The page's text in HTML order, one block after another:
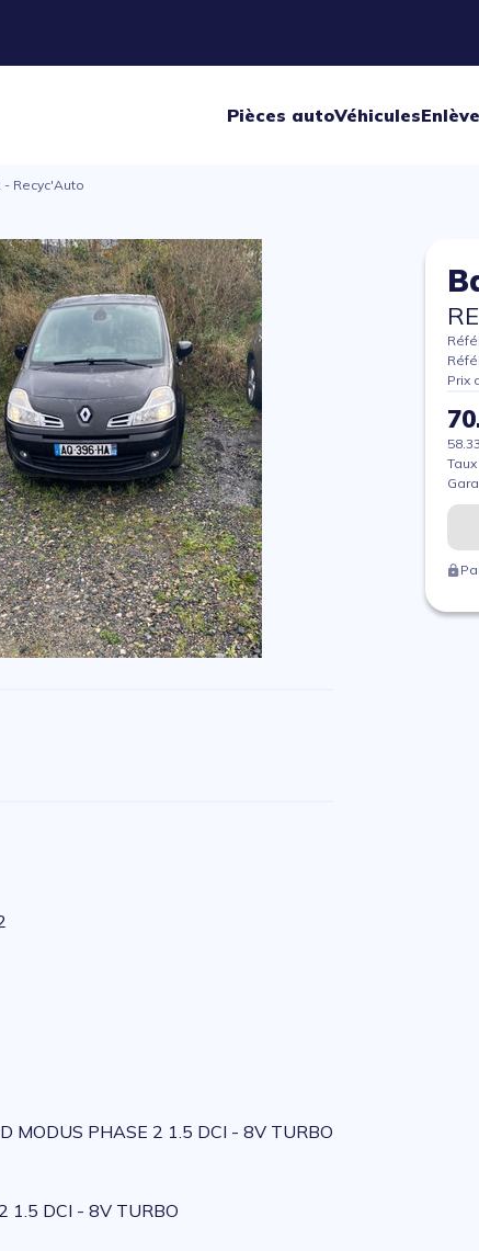
Pièces autoVéhicules
- Recyc'Auto
MODUS PHASE 2 1.5 DCI - 8V TURBO
1.5 DCI - 8V TURBO
Prix